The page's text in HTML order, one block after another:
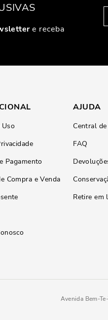
e receba
Uso
Pagamento
Compra e Venda
AJUDA
Central
FAQ
Retire em
Avenida Bem-